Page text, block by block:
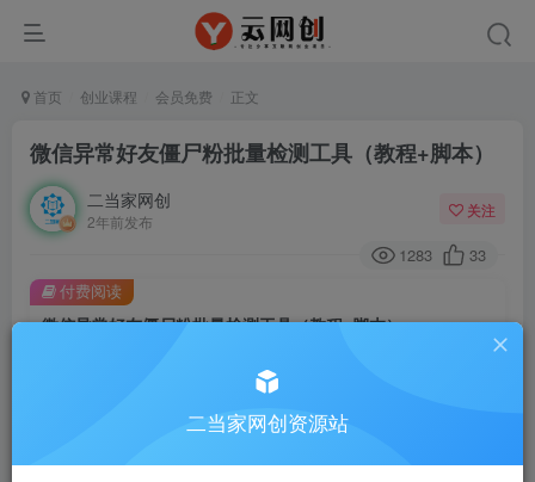
首页 创业课程 会员免费 正文
微信异常好友僵尸粉批量检测工具（教程+脚本）
二当家网创
2年前发布
关注
1283 33
微信异常好友僵尸粉批量检测工具（教程+脚本）
￥9.9￥99
付费阅读
二当家网创资源站